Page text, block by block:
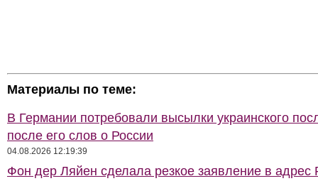
Материалы по теме:
В Германии потребовали высылки украинского
после его слов о России
04.08.2026 12:19:39
Фон дер Ляйен сделала резкое заявление в адрес